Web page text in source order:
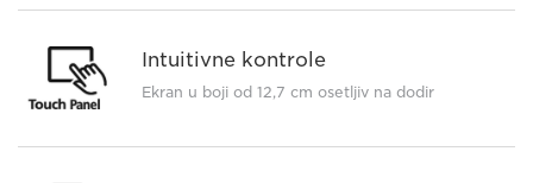
Intuitivne kontrole
Ekran u boji od 12,7 cm osetljiv na dodir